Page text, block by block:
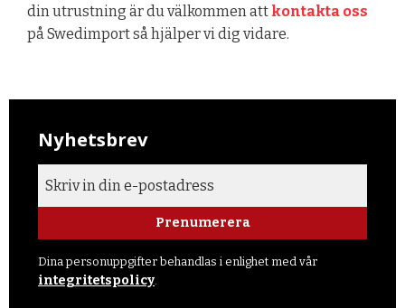
din utrustning är du välkommen att kontakta oss
på Swedimport så hjälper vi dig vidare.
Nyhetsbrev
Prenumerera
Dina personuppgifter behandlas i enlighet med vår
integritetspolicy